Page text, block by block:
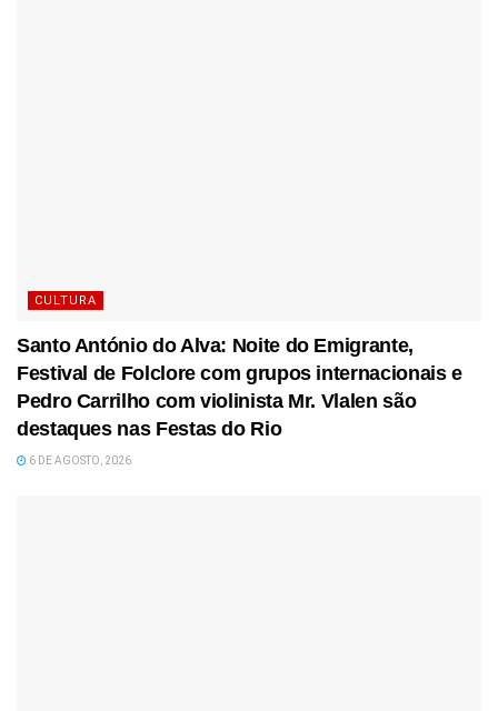
CULTURA
Santo António do Alva: Noite do Emigrante,
Festival de Folclore com grupos internacionais e
Pedro Carrilho com violinista Mr. Vlalen são
destaques nas Festas do Rio
6 DE AGOSTO, 2026